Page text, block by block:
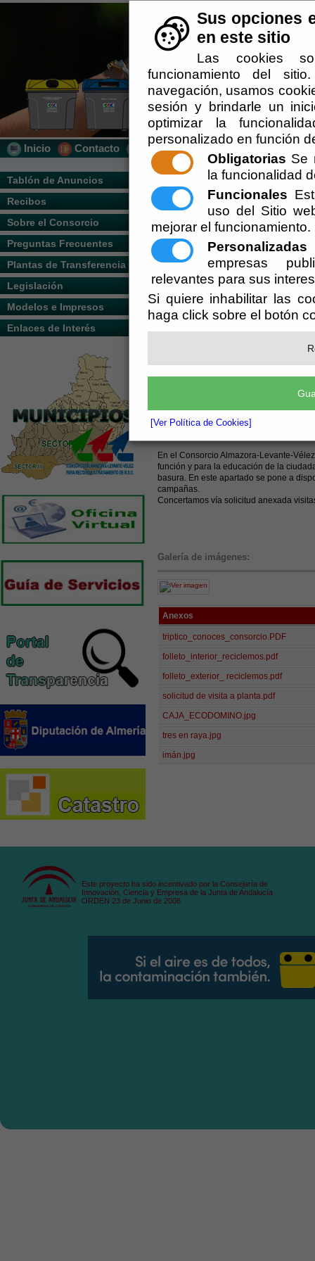
Sus opciones
en este sitio
Las cookies
funcionamiento del
navegación, usamos
sesión y brindarle un
optimizar la
personalizado en función
Obligatorias Se
la funcionalidad
Funcionales
uso del Sitio
mejorar el funcionamiento.
Personalizadas
empresas
relevantes para sus
Si quiere inhabilitar las
haga click sobre el botón
[Ver Política de Cookies]
Inicio Contacto Localización
Tablón de Anuncios
Recibos
Sobre el Consorcio
Preguntas Frecuentes
Plantas de Transferencia
Legislación
Modelos e Impresos
Enlaces de Interés
Usted se encuentra aquí:Inicio //
Escuchar
En el Consorcio Almazora-Levante-
función y para la educación de la
basura. En este apartado se pone a
campañas.
Concertamos vía solicitud anexada
Galería de imágenes:
Anexos
triptico_conoces_consorcio.PDF
folleto_interior_reciclemos.pdf
folleto_exterior_ reciclemos.pdf
solicitud de visita a planta.pdf
CAJA_ECODOMINO.jpg
tres en raya.jpg
imán.jpg
Este proyecto ha sido incentivado por la Consejaría de
Innovación, Ciencia y Empresa de la Junta de Andalucía
ORDEN 23 de Junio de 2008